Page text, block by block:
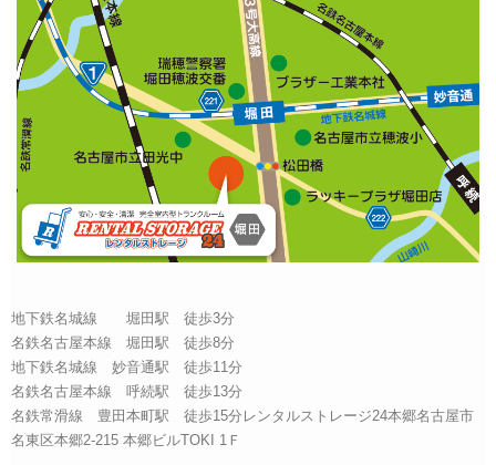
地下鉄名城線 堀田駅 徒歩3分
名鉄名古屋本線 堀田駅 徒歩8分
地下鉄名城線 妙音通駅 徒歩11分
名鉄名古屋本線 呼続駅 徒歩13分
名鉄常滑線 豊田本町駅 徒歩15分レンタルストレージ24本郷名古屋市
名東区本郷2-215 本郷ビルTOKI 1Ｆ